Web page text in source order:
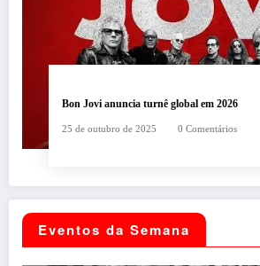
Bon Jovi anuncia turnê global em 2026
25 de outubro de 2025 0 Comentários
Eventos da Semana